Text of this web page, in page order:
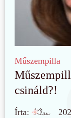
Műszempilla
csináld?!
Írta: